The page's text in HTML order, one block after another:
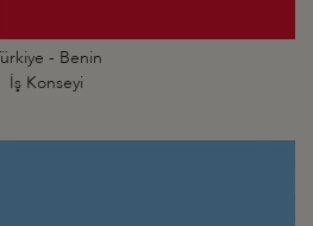
- Benin
İş Konseyi